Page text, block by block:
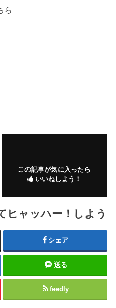
ら
この記事が気に入ったら
いいねしよう！
ヒャッハー！しよう
シェア
送る
feedly